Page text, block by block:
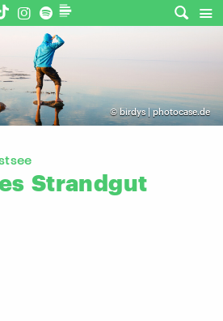
© birdys | photocase.de
Strandgut